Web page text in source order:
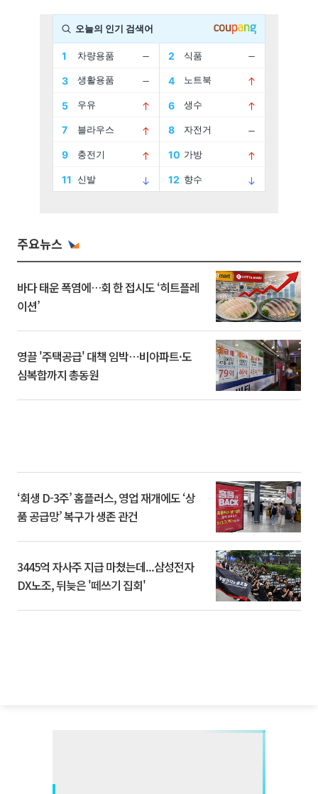
주요뉴스
바다 태운 폭염에…회 한 접시도 ‘히트플레
이션’
영끌 '주택공급' 대책 임박⋯비아파트·도
심복합까지 총동원
‘회생 D-3주’ 홈플러스, 영업 재개에도 ‘상
품 공급망’ 복구가 생존 관건
3445억 자사주 지급 마쳤는데...삼성전자
DX노조, 뒤늦은 '떼쓰기 집회'